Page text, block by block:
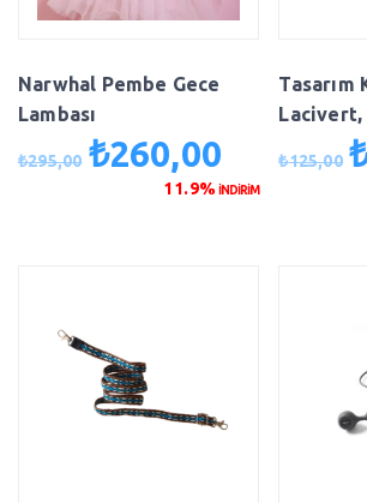
Narwhal Pembe Gece
Lambası
₺295,00 Orijinal
₺260,00
andaki
11.9% İNDİRİM
Tasarım
Lacivert,
₺125,00